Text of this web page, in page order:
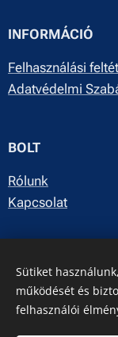
INFORMÁCIÓ
Felhasználási
Adatvédelmi
BOLT
Rólunk
Kapcsolat
Sütiket
működését és
felhasználói